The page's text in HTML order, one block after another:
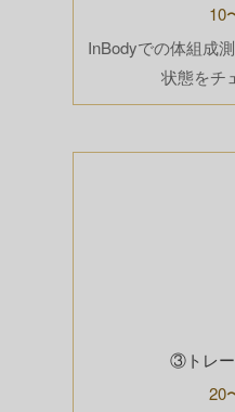
10
InBodyでの体組成
状態をチ
③トレ
20